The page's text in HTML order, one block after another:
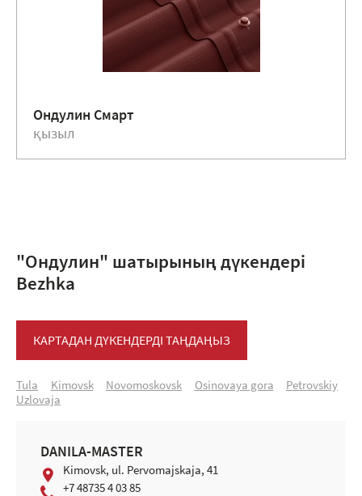
Ондулин Смарт
қызыл
"Ондулин" шатырының дүкендері
Bezhka
КАРТАДАН ДҮКЕНДЕРДІ ТАҢДАҢЫЗ
Tula Kimovsk Novomoskovsk Osinovaya gora
Petrovskiy
Uzlovaja
DANILA-MASTER
Kimovsk, ul. Pervomajskaja, 41
+7 48735 4 03 85